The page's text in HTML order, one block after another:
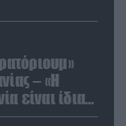
– «Η
είναι ίδια
(upd)